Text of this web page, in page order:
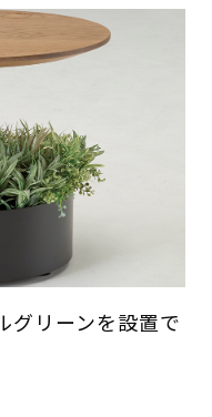
グリーンを設置で